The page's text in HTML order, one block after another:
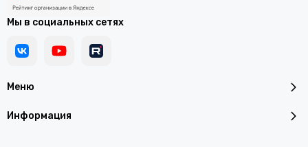
Меню
Информация
Мы в социальных сетях